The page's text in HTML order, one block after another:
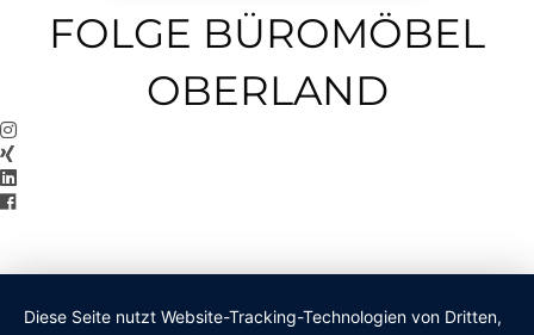
FOLGE BÜROMÖBEL
OBERLAND
Diese Seite nutzt Website-Tracking-Technologien von Dritten,